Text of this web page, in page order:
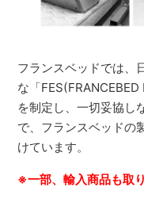
フランスベッドでは、
な「FES(FRANCEBED
を制定し、一切妥協し
で、フランスベッドの
けています。
※一部、輸入商品も取